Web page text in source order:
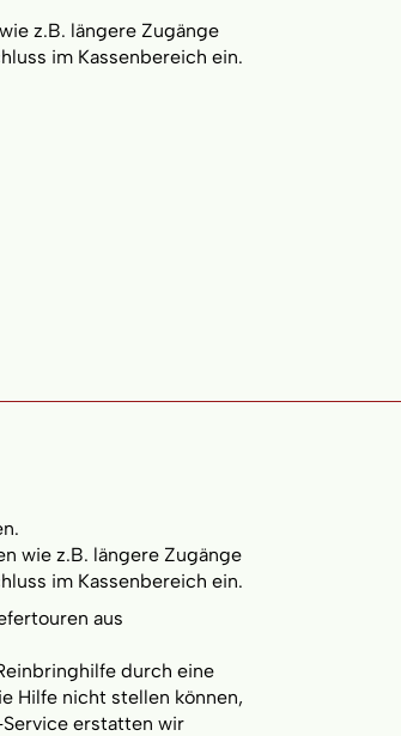
z.B. längere Zugänge
im Kassenbereich ein.
wie z.B. längere Zugänge
im Kassenbereich ein.
aus
durch eine
Hilfe nicht stellen können,
erstatten wir